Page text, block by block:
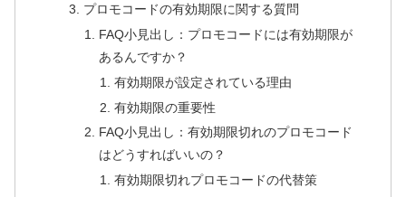
プロモコードの有効期限に関する質問
FAQ小見出し：プロモコードには有効期限が
あるんですか？
有効期限が設定されている理由
有効期限の重要性
FAQ小見出し：有効期限切れのプロモコード
はどうすればいいの？
有効期限切れプロモコードの代替策